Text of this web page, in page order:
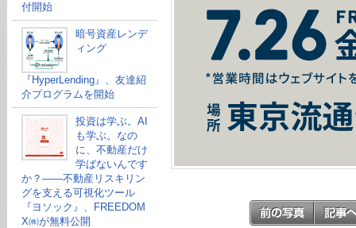
付開始
暗号資産レンデ
ィング
『HyperLending』、友達紹
介プログラムを開始
投資は学ぶ。AI
も学ぶ。なの
に、不動産だけ
学ばないんです
か？——不動産リスキリン
グを支える可視化ツール
『ヨソック』、FREEDOM
X㈱が無料公開